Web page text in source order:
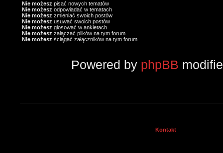
Nie możesz pisać nowych tematów
Nie możesz odpowiadać w tematach
Nie możesz zmieniać swoich postów
Nie możesz usuwać swoich postów
Nie możesz głosować w ankietach
Nie możesz załączać plików na tym forum
Nie możesz ściągać załączników na tym forum
Powered by phpBB
Kontakt